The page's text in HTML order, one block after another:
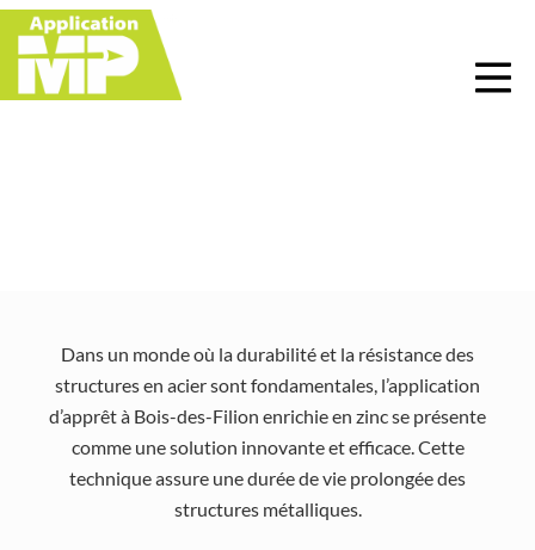
Menu
Skip
right
header
Skip
main
content
Skip
primary
sidebar
Skip
footer
Dans un monde où la durabilité et la résistance des
structures en acier sont fondamentales, l’application
d’apprêt à Bois-des-Filion enrichie en zinc se présente
comme une solution innovante et efficace. Cette
technique assure une durée de vie prolongée des
structures métalliques.